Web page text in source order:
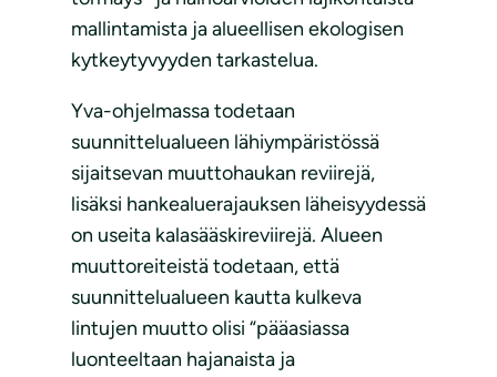
mallintamista ja alueellisen ekologisen
kytkeytyvyyden tarkastelua.
Yva-ohjelmassa todetaan
suunnittelualueen lähiympäristössä
sijaitsevan muuttohaukan reviirejä,
lisäksi hankealuerajauksen läheisyydessä
on useita kalasääskireviirejä. Alueen
muuttoreiteistä todetaan, että
suunnittelualueen kautta kulkeva
lintujen muutto olisi “pääasiassa
luonteeltaan hajanaista ja